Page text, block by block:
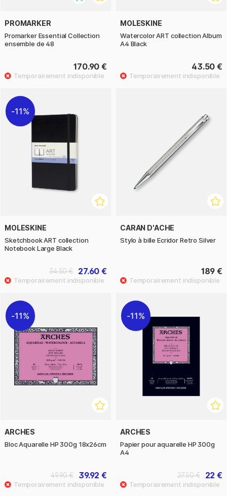
PROMARKER
Promarker Essential Collection
ensemble de 48
170.90 €
MOLESKINE
Watercolor ART collection Album
A4 Black
43.50 €
11%
MOLESKINE
Sketchbook ART collection
Notebook Large Black
27.60 €
34.50 €
CARAN D'ACHE
Stylo à bille Ecridor Retro Silver
189 €
11%
ARCHES
Bloc Aquarelle HP 300g 18x26cm
39.92 €
49.90 €
11%
ARCHES
Papier pour aquarelle HP 300g
A4
22 €
27.50 €